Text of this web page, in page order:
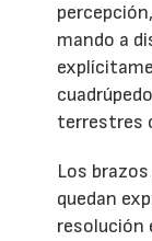
mando a
terrestres
Los
quedan
resolución